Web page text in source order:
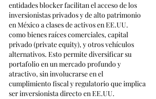
entidades blocker facilitan el acceso de los
inversionistas privados y de alto patrimonio
en México a clases de activos en EE.UU.
como bienes raíces comerciales, capital
privado (private equity), y otros vehículos
alternativos. Esto permite diversificar su
portafolio en un mercado profundo y
atractivo, sin involucrarse en el
cumplimiento fiscal y regulatorio que implica
ser inversionista directo en EE.UU.